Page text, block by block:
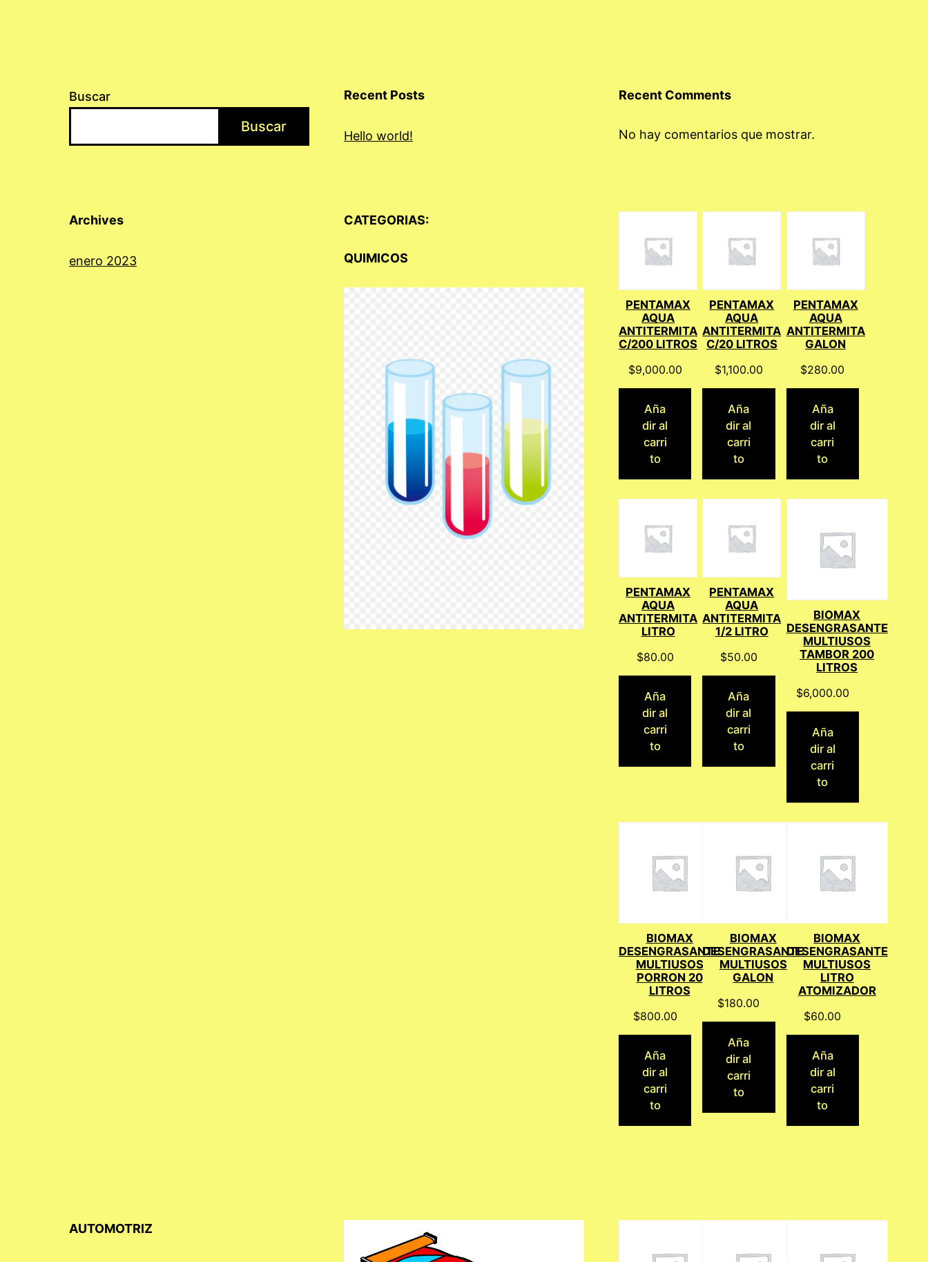
Buscar
Buscar
Recent Posts
Hello world!
Recent Comments
No hay comentarios que mostrar.
Archives
enero 2023
CATEGORIAS:
QUIMICOS
PENTAMAX
AQUA
ANTITERMITA
C/200 LITROS
$9,000.00
Aña
dir al
carri
to
PENTAMAX
AQUA
ANTITERMITA
C/20 LITROS
$1,100.00
Aña
dir al
carri
to
PENTAMAX
AQUA
ANTITERMITA
GALON
$280.00
Aña
dir al
carri
to
PENTAMAX
AQUA
ANTITERMITA
LITRO
$80.00
Aña
dir al
carri
to
PENTAMAX
AQUA
ANTITERMITA
1/2 LITRO
$50.00
Aña
dir al
carri
to
BIOMAX
DESENGRASANTE
MULTIUSOS
TAMBOR 200
LITROS
$6,000.00
Aña
dir al
carri
to
BIOMAX
DESENGRASANTE
MULTIUSOS
PORRON 20
LITROS
$800.00
Aña
dir al
carri
to
BIOMAX
DESENGRASANTE
MULTIUSOS
GALON
$180.00
Aña
dir al
carri
to
BIOMAX
DESENGRASANTE
MULTIUSOS
LITRO
ATOMIZADOR
$60.00
Aña
dir al
carri
to
AUTOMOTRIZ